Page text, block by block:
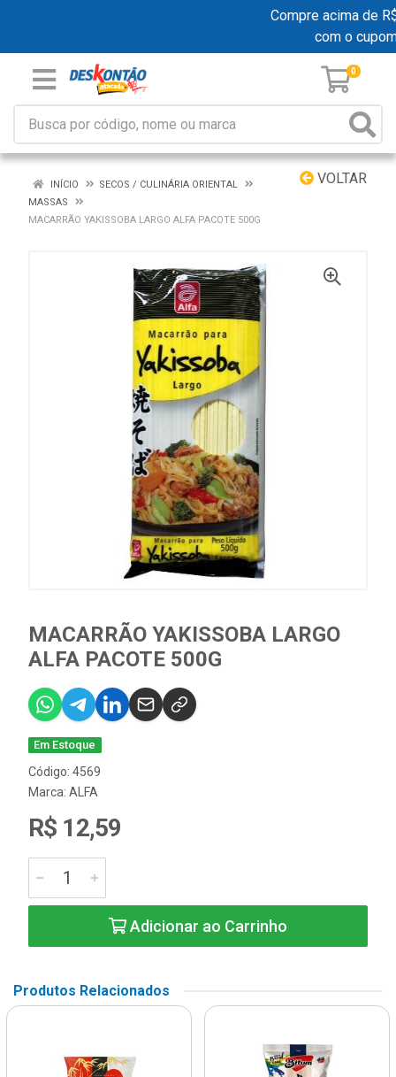
Compre acima de
com o
0
VOLTAR
INÍCIO
SECOS / CULINÁRIA ORIENTAL
MASSAS
MACARRÃO YAKISSOBA LARGO ALFA PACOTE 500G
MACARRÃO YAKISSOBA LARGO
ALFA PACOTE 500G
Em Estoque
Código: 4569
Marca: ALFA
R$ 12,59
Adicionar ao Carrinho
Produtos Relacionados